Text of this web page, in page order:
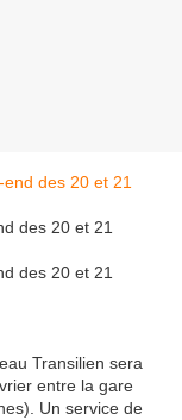
des 20 et 21
des 20 et 21
Transilien sera
entre la gare
Un service de